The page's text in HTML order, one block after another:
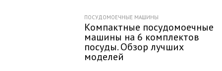
ПОСУДОМОЕЧНЫЕ МАШИНЫ
Компактные посудомоечные
машины на 6 комплектов
посуды. Обзор лучших
моделей